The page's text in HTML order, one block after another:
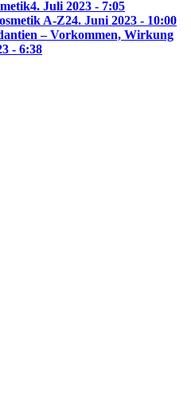
4. Juli 2023 - 7:05
A-Z24. Juni 2023 - 10:00
– Vorkommen, Wirkung
- 6:38